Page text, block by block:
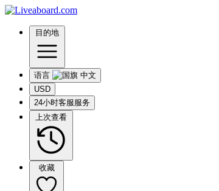
目的地
语言
USD
24小时客服服务
上次查看
收藏